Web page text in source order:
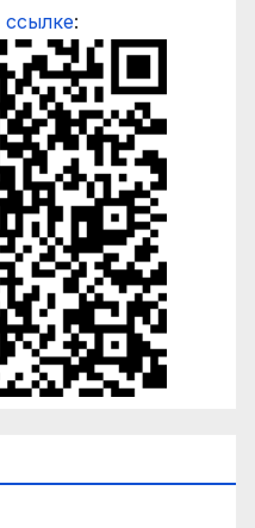
ссылке: